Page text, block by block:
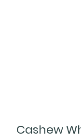
Cashew